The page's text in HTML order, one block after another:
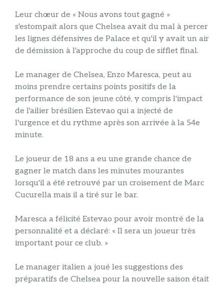
Leur chœur de « Nous avons tout gagné »
s'estompait alors que Chelsea avait du mal à percer
les lignes défensives de Palace et qu'il y avait un air
de démission à l'approche du coup de sifflet final.
Le manager de Chelsea, Enzo Maresca, peut au
moins prendre certains points positifs de la
performance de son jeune côté, y compris l'impact
de l'ailier brésilien Estevao qui a injecté de
l'urgence et du rythme après son arrivée à la 54e
minute.
Le joueur de 18 ans a eu une grande chance de
gagner le match dans les minutes mourantes
lorsqu'il a été retrouvé par un croisement de Marc
Cucurella mais il a tiré sur le bar.
Maresca a félicité Estevao pour avoir montré de la
personnalité et a déclaré: « Il sera un joueur très
important pour ce club. »
Le manager italien a joué les suggestions des
préparatifs de Chelsea pour la nouvelle saison était